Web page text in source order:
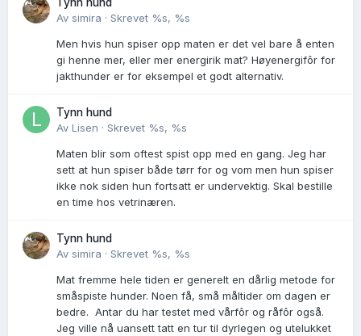
Tynn hund
Av simira · Skrevet %s, %s
Men hvis hun spiser opp maten er det vel bare å enten
gi henne mer, eller mer energirik mat? Høyenergifôr for
jakthunder er for eksempel et godt alternativ.
Tynn hund
Av Lisen · Skrevet %s, %s
Maten blir som oftest spist opp med en gang. Jeg har
sett at hun spiser både tørr for og vom men hun spiser
ikke nok siden hun fortsatt er undervektig. Skal bestille
en time hos vetrinæren.
Tynn hund
Av simira · Skrevet %s, %s
Mat fremme hele tiden er generelt en dårlig metode for
småspiste hunder. Noen få, små måltider om dagen er
bedre. Antar du har testet med vårfôr og råfôr også.
Jeg ville nå uansett tatt en tur til dyrlegen og utelukket